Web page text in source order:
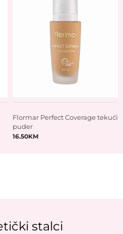
Flormar Perfect Coverage tekući
puder
16.50KM
stalci